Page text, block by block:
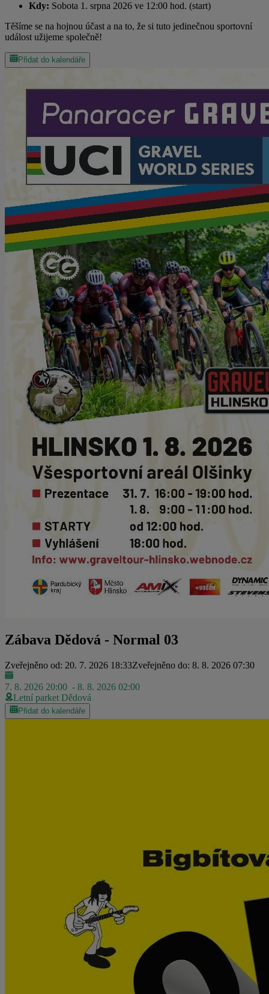
Kdy: Sobota 1. srpna 2026 ve 12:00 hod. (start)
Těšíme se na hojnou účast a na to, že si tuto jedinečnou sportovní
událost užijeme společně!
Přidat do kalendáře
Zábava Dědová - Normal 03
Zveřejněno od: 20. 7. 2026 18:33Zveřejněno do: 8. 8. 2026 07:30
7. 8. 2026 20:00 - 8. 8. 2026 02:00
Letní parket Dědová
Přidat do kalendáře